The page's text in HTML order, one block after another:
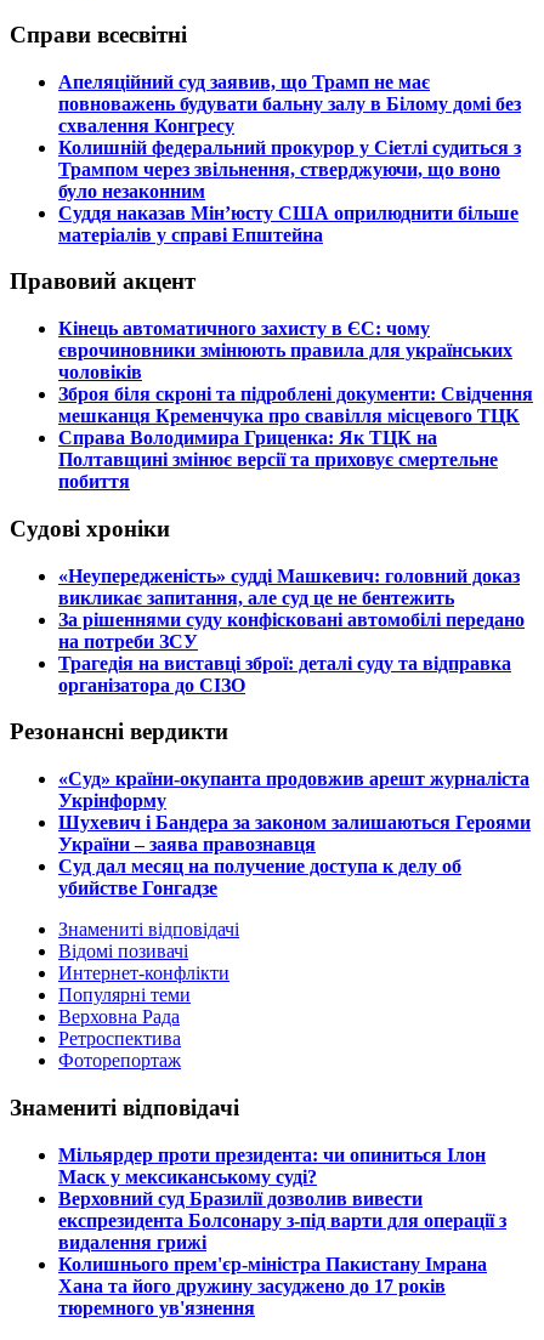
Справи всесвітні
​Апеляційний суд заявив, що Трамп не має
повноважень будувати бальну залу в Білому домі без
схвалення Конгресу
​Колишній федеральний прокурор у Сіетлі судиться з
Трампом через звільнення, стверджуючи, що воно
було незаконним
​Суддя наказав Мін’юсту США оприлюднити більше
матеріалів у справі Епштейна
Правовий акцент
​Кінець автоматичного захисту в ЄС: чому
єврочиновники змінюють правила для українських
чоловіків
​Зброя біля скроні та підроблені документи: Свідчення
мешканця Кременчука про свавілля місцевого ТЦК
​Справа Володимира Гриценка: Як ТЦК на
Полтавщині змінює версії та приховує смертельне
побиття
Судові хроніки
​«Неупередженість» судді Машкевич: головний доказ
викликає запитання, але суд це не бентежить
​За рішеннями суду конфісковані автомобілі передано
на потреби ЗСУ
​Трагедія на виставці зброї: деталі суду та відправка
організатора до СІЗО
Резонансні вердикти
​«Суд» країни-окупанта продовжив арешт журналіста
Укрінформу
Шухевич і Бандера за законом залишаються Героями
України – заява правознавця
Суд дал месяц на получение доступа к делу об
убийстве Гонгадзе
Знамениті відповідачі
Відомі позивачі
Интернет-конфлікти
Популярні теми
Верховна Рада
Ретроспектива
Фоторепортаж
Знамениті відповідачі
​Мільярдер проти президента: чи опиниться Ілон
Маск у мексиканському суді?
​Верховний суд Бразилії дозволив вивести
експрезидента Болсонару з-під варти для операції з
видалення грижі
​Колишнього прем'єр-міністра Пакистану Імрана
Хана та його дружину засуджено до 17 років
тюремного ув'язнення